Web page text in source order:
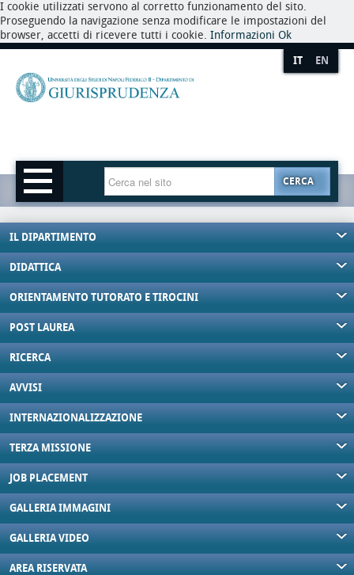
I cookie utilizzati servono al corretto funzionamento del sito.
Proseguendo la navigazione senza modificare le impostazioni del
browser, accetti di ricevere tutti i cookie. Informazioni Ok
IT EN
CERCA
IL DIPARTIMENTO
DIDATTICA
ORIENTAMENTO TUTORATO E TIROCINI
POST LAUREA
RICERCA
AVVISI
INTERNAZIONALIZZAZIONE
TERZA MISSIONE
JOB PLACEMENT
GALLERIA IMMAGINI
GALLERIA VIDEO
AREA RISERVATA